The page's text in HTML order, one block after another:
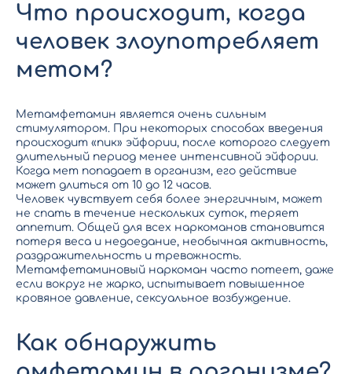
Что происходит, когда
человек злоупотребляет
метом?
Метамфетамин является очень сильным
стимулятором. При некоторых способах введения
происходит «пик» эйфории, после которого следует
длительный период менее интенсивной эйфории.
Когда мет попадает в организм, его действие
может длиться от 10 до 12 часов.
Человек чувствует себя более энергичным, может
не спать в течение нескольких суток, теряет
аппетит. Общей для всех наркоманов становится
потеря веса и недоедание, необычная активность,
раздражительность и тревожность.
Метамфетаминовый наркоман часто потеет, даже
если вокруг не жарко, испытывает повышенное
кровяное давление, сексуальное возбуждение.
Как обнаружить